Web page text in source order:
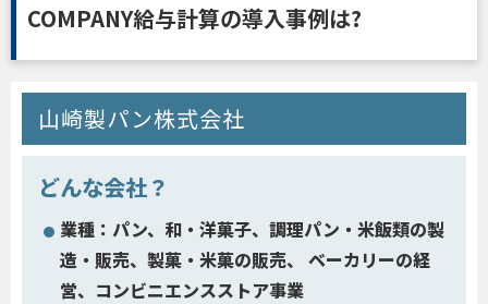
COMPANY給与計算の導入事例は?
山崎製パン株式会社
どんな会社？
業種：パン、和・洋菓子、調理パン・米飯類の製
造・販売、製菓・米菓の販売、 ベーカリーの経
営、コンビニエンスストア事業